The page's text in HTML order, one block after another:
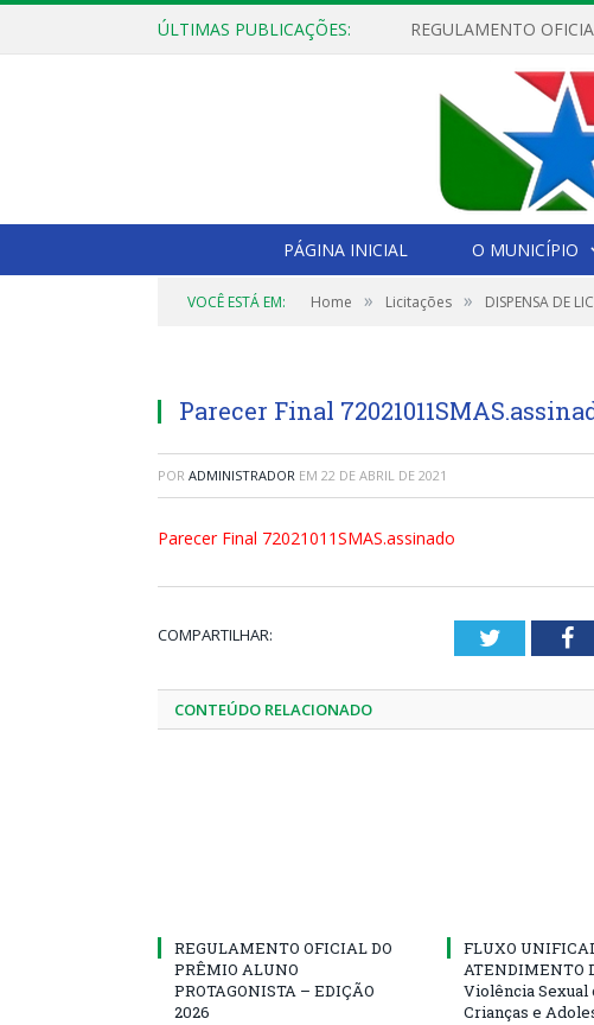
ÚLTIMAS PUBLICAÇÕES:
PÁGINA INICIAL O MUNICÍPIO
VOCÊ ESTÁ EM: Home » Licitações » DISPENSA DE
Parecer Final
POR ADMINISTRADOR EM 22 DE ABRIL DE 2021
Parecer Final 72021011SMAS.assinado
COMPARTILHAR: Twitter
CONTEÚDO RELACIONADO
REGULAMENTO OFICIAL DO
PRÊMIO ALUNO
PROTAGONISTA – EDIÇÃO
2026
FLUXO
ATENDIMENTO
Violência Sexual
Crianças e